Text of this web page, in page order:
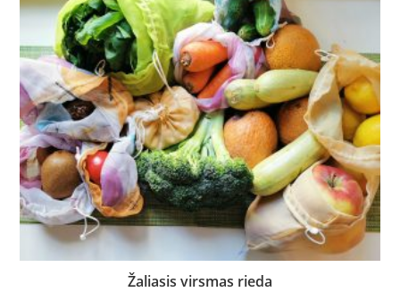
Žaliasis virsmas rieda